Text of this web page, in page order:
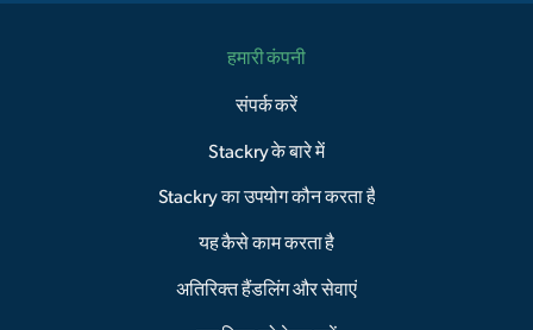
हमारी कंपनी
संपर्क करें
Stackry के बारे में
Stackry का उपयोग कौन करता है
यह कैसे काम करता है
अतिरिक्त हैंडलिंग और सेवाएं